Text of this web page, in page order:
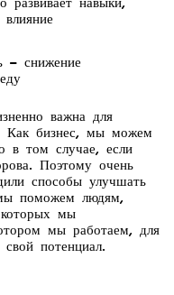
– снижение
важна для
Как бизнес, мы можем
в том случае, если
Поэтому очень
способы улучшать
поможем людям,
мы
мы работаем, для
потенциал.